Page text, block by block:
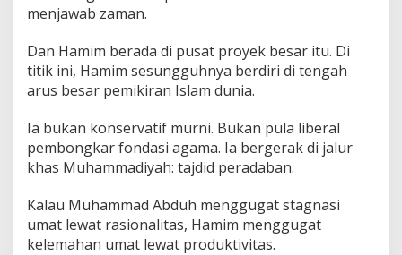
menjawab zaman.
Dan Hamim berada di pusat proyek besar itu. Di
titik ini, Hamim sesungguhnya berdiri di tengah
arus besar pemikiran Islam dunia.
Ia bukan konservatif murni. Bukan pula liberal
pembongkar fondasi agama. Ia bergerak di jalur
khas Muhammadiyah: tajdid peradaban.
Kalau Muhammad Abduh menggugat stagnasi
umat lewat rasionalitas, Hamim menggugat
kelemahan umat lewat produktivitas.